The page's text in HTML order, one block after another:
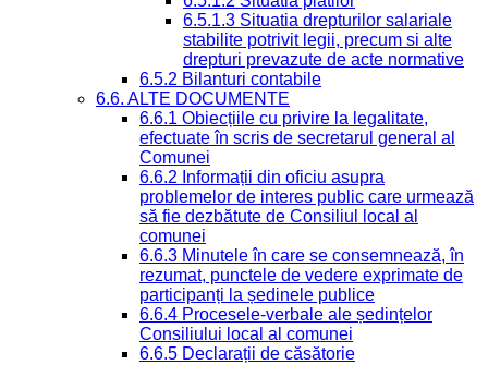
6.5.1.3 Situatia drepturilor salariale
stabilite potrivit legii, precum si alte
drepturi prevazute de acte normative
6.5.2 Bilanturi contabile
6.6. ALTE DOCUMENTE
6.6.1 Obiecțiile cu privire la legalitate,
efectuate în scris de secretarul general al
Comunei
6.6.2 Informații din oficiu asupra
problemelor de interes public care urmează
să fie dezbătute de Consiliul local al
comunei
6.6.3 Minutele în care se consemnează, în
rezumat, punctele de vedere exprimate de
participanți la ședinele publice
6.6.4 Procesele-verbale ale ședințelor
Consiliului local al comunei
6.6.5 Declarații de căsătorie